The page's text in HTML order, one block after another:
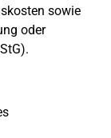
sowie
oder